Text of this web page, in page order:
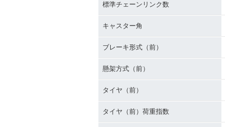
標準チェーンリンク数
キャスター角
ブレーキ形式（前）
懸架方式（前）
タイヤ（前）
タイヤ（前）荷重指数